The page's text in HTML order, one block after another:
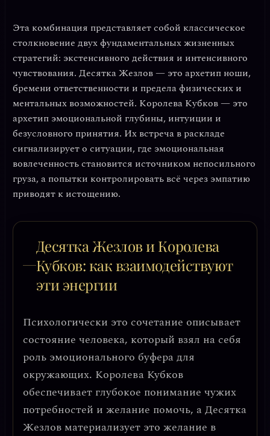
Эта комбинация представляет собой классическое
столкновение двух фундаментальных жизненных
стратегий: экстенсивного действия и интенсивного
чувствования. Десятка Жезлов — это архетип ноши,
бремени ответственности и предела физических и
ментальных возможностей. Королева Кубков — это
архетип эмоциональной глубины, интуиции и
безусловного принятия. Их встреча в раскладе
сигнализирует о ситуации, где эмоциональная
вовлеченность становится источником непосильного
груза, а попытки контролировать всё через эмпатию
приводят к истощению.
Десятка Жезлов и Королева
Кубков: как взаимодействуют
эти энергии
Психологически это сочетание описывает
состояние человека, который взял на себя
роль эмоционального буфера для
окружающих. Королева Кубков
обеспечивает глубокое понимание чужих
потребностей и желание помочь, а Десятка
Жезлов материализует это желание в